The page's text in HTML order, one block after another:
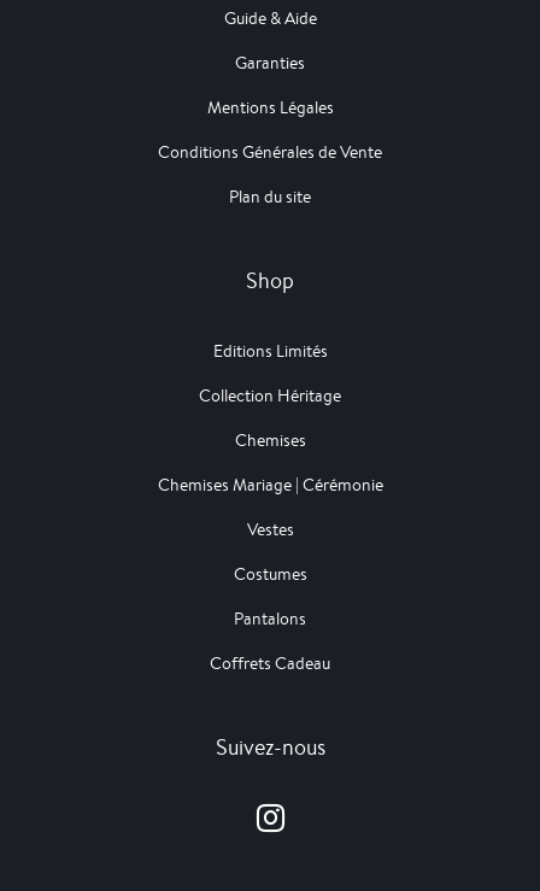
Guide & Aide
Garanties
Mentions Légales
Conditions Générales de Vente
Plan du site
Shop
Editions Limités
Collection Héritage
Chemises
Chemises Mariage | Cérémonie
Vestes
Costumes
Pantalons
Coffrets Cadeau
Suivez-nous